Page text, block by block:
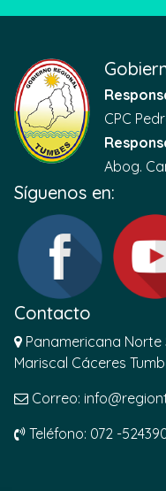
CPC
Abog.
Síguenos en:
Contacto
Panamericana Norte
Mariscal Cáceres
Correo:
Teléfono: 072 -